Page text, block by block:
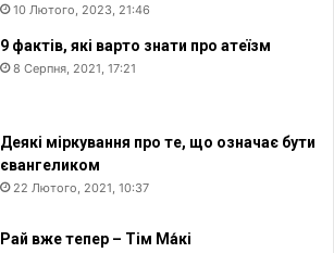
10 Лютого, 2023, 21:46
9 фактів, які варто знати про атеїзм
8 Серпня, 2021, 17:21
Деякі міркування про те, що означає бути
євангеликом
22 Лютого, 2021, 10:37
Рай вже тепер – Тім Ма́кі